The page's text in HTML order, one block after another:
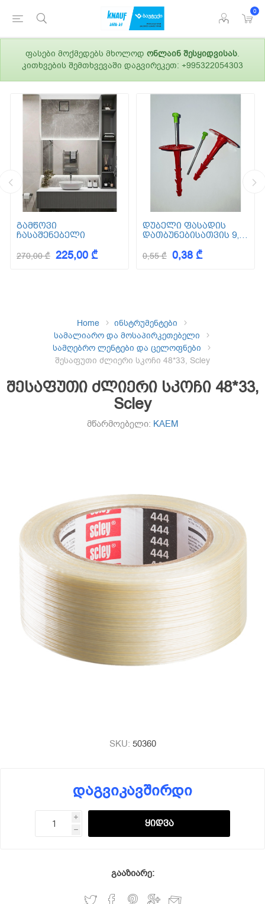
0
ფასები მოქმედებს მხოლოდ ონლაინ შესყიდვისას.
კითხვების შემთხვევაში დაგვირეკეთ: +995322054303
გამწოვი
ჩასაშენებელი
270,00 ₾ 225,00 ₾
დუბელი ფასადის
დათბუნებისათვის 9,5
0,55 ₾ 0,38 ₾
Home
ინსტრუმენტები
სამალიარო და მოსაპირკეთებელი
სამღებრო ლენტები და ცელოფნები
შესაფუთი ძლიერი სკოჩი 48*33, Scley
შესაფუთი ძლიერი სკოჩი 48*33,
Scley
მწარმოებელი: KAEM
SKU: 50360
დაგვიკავშირდი
i
h
გააზიარე: